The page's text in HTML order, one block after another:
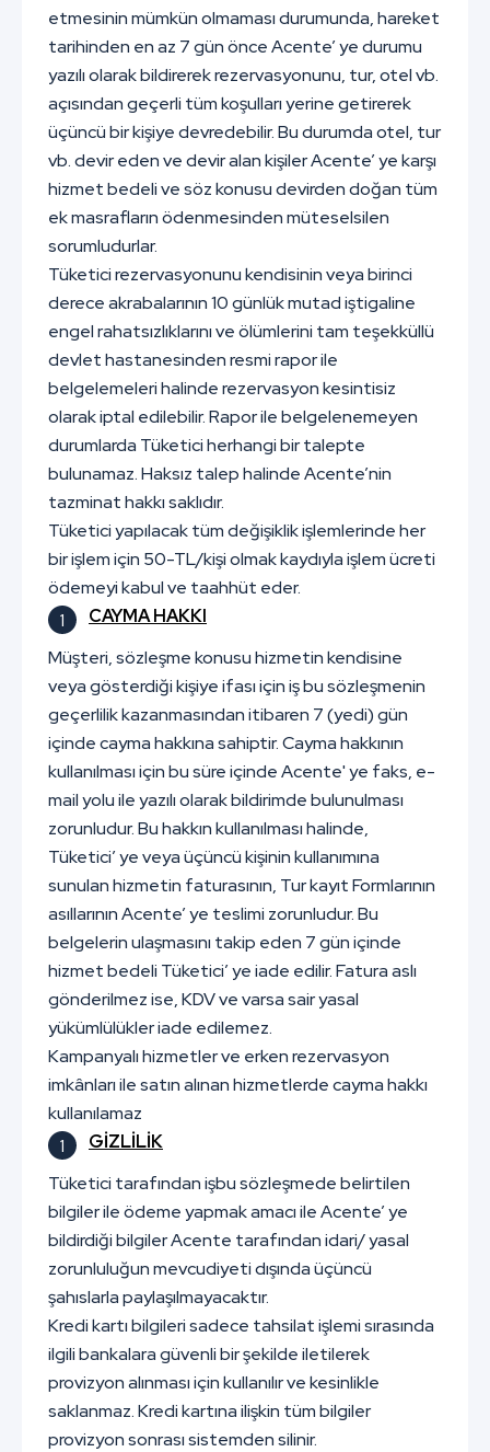
etmesinin mümkün olmaması durumunda, hareket
tarihinden en az 7 gün önce Acente’ ye durumu
yazılı olarak bildirerek rezervasyonunu, tur, otel vb.
açısından geçerli tüm koşulları yerine getirerek
üçüncü bir kişiye devredebilir. Bu durumda otel, tur
vb. devir eden ve devir alan kişiler Acente’ ye karşı
hizmet bedeli ve söz konusu devirden doğan tüm
ek masrafların ödenmesinden müteselsilen
sorumludurlar.
Tüketici rezervasyonunu kendisinin veya birinci
derece akrabalarının 10 günlük mutad iştigaline
engel rahatsızlıklarını ve ölümlerini tam teşekküllü
devlet hastanesinden resmi rapor ile
belgelemeleri halinde rezervasyon kesintisiz
olarak iptal edilebilir. Rapor ile belgelenemeyen
durumlarda Tüketici herhangi bir talepte
bulunamaz. Haksız talep halinde Acente’nin
tazminat hakkı saklıdır.
Tüketici yapılacak tüm değişiklik işlemlerinde her
bir işlem için 50-TL/kişi olmak kaydıyla işlem ücreti
ödemeyi kabul ve taahhüt eder.
CAYMA HAKKI
Müşteri, sözleşme konusu hizmetin kendisine
veya gösterdiği kişiye ifası için iş bu sözleşmenin
geçerlilik kazanmasından itibaren 7 (yedi) gün
içinde cayma hakkına sahiptir. Cayma hakkının
kullanılması için bu süre içinde Acente' ye faks, e-
mail yolu ile yazılı olarak bildirimde bulunulması
zorunludur. Bu hakkın kullanılması halinde,
Tüketici’ ye veya üçüncü kişinin kullanımına
sunulan hizmetin faturasının, Tur kayıt Formlarının
asıllarının Acente’ ye teslimi zorunludur. Bu
belgelerin ulaşmasını takip eden 7 gün içinde
hizmet bedeli Tüketici’ ye iade edilir. Fatura aslı
gönderilmez ise, KDV ve varsa sair yasal
yükümlülükler iade edilemez.
Kampanyalı hizmetler ve erken rezervasyon
imkânları ile satın alınan hizmetlerde cayma hakkı
kullanılamaz
GİZLİLİK
Tüketici tarafından işbu sözleşmede belirtilen
bilgiler ile ödeme yapmak amacı ile Acente’ ye
bildirdiği bilgiler Acente tarafından idari/ yasal
zorunluluğun mevcudiyeti dışında üçüncü
şahıslarla paylaşılmayacaktır.
Kredi kartı bilgileri sadece tahsilat işlemi sırasında
ilgili bankalara güvenli bir şekilde iletilerek
provizyon alınması için kullanılır ve kesinlikle
saklanmaz. Kredi kartına ilişkin tüm bilgiler
provizyon sonrası sistemden silinir.